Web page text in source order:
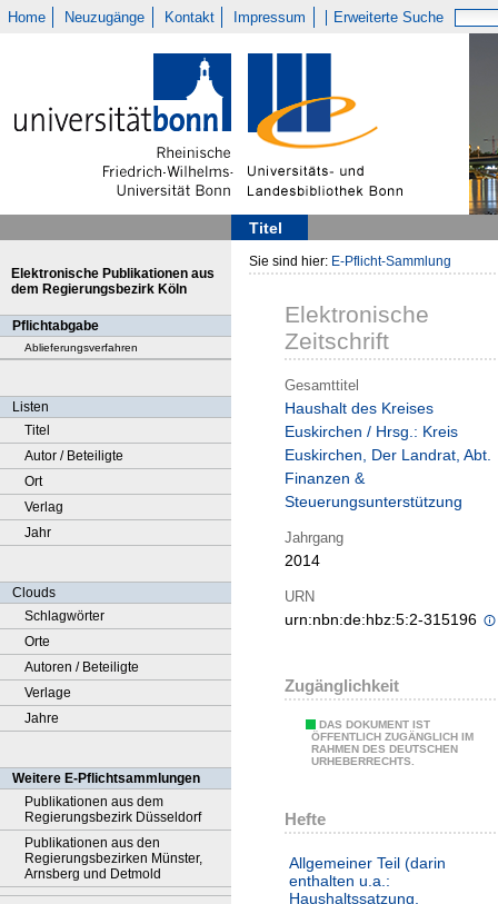
Home Neuzugänge Kontakt Impressum Erweiterte Suche
Titel
Elektronische Publikationen aus
dem Regierungsbezirk Köln
Pflichtabgabe
Ablieferungsverfahren
Listen
Titel
Autor / Beteiligte
Ort
Verlag
Jahr
Clouds
Schlagwörter
Orte
Autoren / Beteiligte
Verlage
Jahre
Weitere E-Pflichtsammlungen
Publikationen aus dem
Regierungsbezirk Düsseldorf
Publikationen aus den
Regierungsbezirken Münster,
Arnsberg und Detmold
Sie sind hier: E-Pflicht-Sammlung
Elektronische
Zeitschrift
Gesamttitel
Haushalt des Kreises
Euskirchen / Hrsg.: Kreis
Euskirchen, Der Landrat, Abt.
Finanzen &
Steuerungsunterstützung
Jahrgang
2014
URN
urn:nbn:de:hbz:5:2-315196
Zugänglichkeit
DAS DOKUMENT IST
ÖFFENTLICH ZUGÄNGLICH IM
RAHMEN DES DEUTSCHEN
URHEBERRECHTS.
Hefte
Allgemeiner Teil (darin
enthalten u.a.:
Haushaltssatzung,